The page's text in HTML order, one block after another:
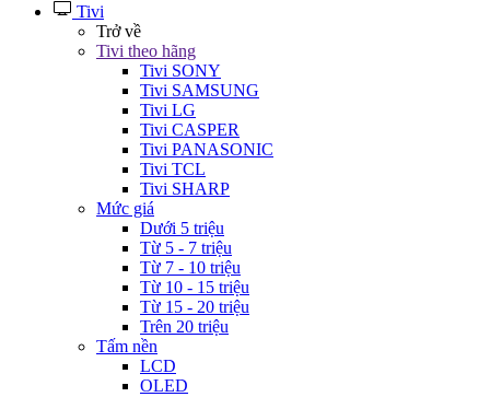
Tivi
Trở về
Tivi theo hãng
Tivi SONY
Tivi SAMSUNG
Tivi LG
Tivi CASPER
Tivi PANASONIC
Tivi TCL
Tivi SHARP
Mức giá
Dưới 5 triệu
Từ 5 - 7 triệu
Từ 7 - 10 triệu
Từ 10 - 15 triệu
Từ 15 - 20 triệu
Trên 20 triệu
Tấm nền
LCD
OLED